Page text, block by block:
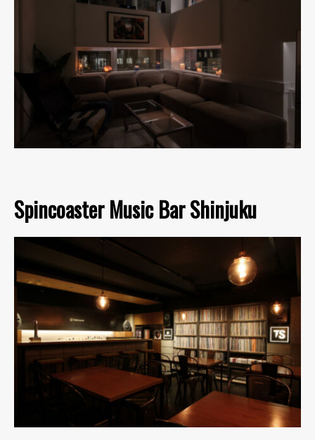
Spincoaster Music Bar Shinjuku